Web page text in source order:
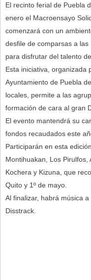
El recinto ferial de Puebla
enero el Macroensayo
comenzará con un
desfile de comparsas a
para disfrutar del talento
Esta iniciativa, organizada
Ayuntamiento de Puebla
locales, permite a las
formación de cara al gran
El evento mantendrá su
fondos recaudados este
Participarán en esta
Montihuakan, Los Pirulfos,
Kochera y Kizuna, que
Quito y 1º de mayo.
Al finalizar, habrá música
Disstrack.